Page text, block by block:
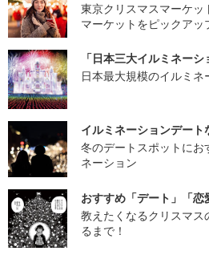
東京クリスマスマーケ
マーケットをピックアッ
「日本三大イルミネーシ
日本最大規模のイルミネ
イルミネーションデート
冬のデートスポットにお
ネーション
おすすめ「デート」「恋
教えたくなるクリスマ
るまで！